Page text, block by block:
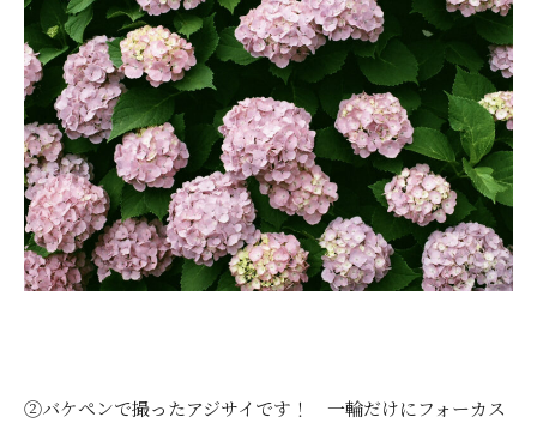
②バケペンで撮ったアジサイです！ 一輪だけにフォーカス